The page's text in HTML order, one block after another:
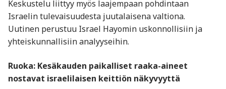
Keskustelu liittyy myös laajempaan pohdintaan
Israelin tulevaisuudesta juutalaisena valtiona.
Uutinen perustuu Israel Hayomin uskonnollisiin ja
yhteiskunnallisiin analyyseihin.
Ruoka: Kesäkauden paikalliset raaka-aineet
nostavat israelilaisen keittiön näkyvyyttä